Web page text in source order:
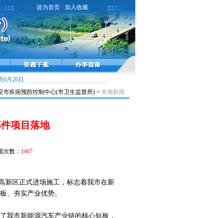
设为首页· 加入收藏
行高峰，接种疫苗预防流感！
6月26日
市疾病预防控制中心(市卫生监督所) > 本地新闻
项目落地
次数： 1467
新区正式进场施工，标志着我市在新
、夯实产业优势。
我市新能源汽车产业链的核心短板，